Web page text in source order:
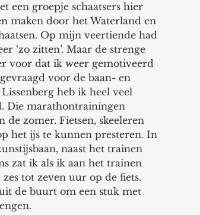
een groepje schaatsers hier
maken door het Waterland en
Op mijn veertiende had
‘zo zitten’. Maar de strenge
voor dat ik weer gemotiveerd
voor de baan- en
heb ik heel veel
Die marathontrainingen
de zomer. Fietsen, skeeleren
het ijs te kunnen presteren. In
naast het trainen
zat ik als ik aan het trainen
tot zeven uur op de fiets.
de buurt om een stuk met